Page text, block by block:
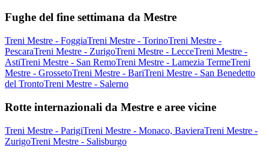
Fughe del fine settimana da Mestre
Treni Mestre - FoggiaTreni Mestre - TorinoTreni Mestre -
PescaraTreni Mestre - ZurigoTreni Mestre - LecceTreni Mestre -
AstiTreni Mestre - San RemoTreni Mestre - Lamezia TermeTreni
Mestre - GrossetoTreni Mestre - BariTreni Mestre - San Benedetto
del TrontoTreni Mestre - Salerno
Rotte internazionali da Mestre e aree vicine
Treni Mestre - ParigiTreni Mestre - Monaco, BavieraTreni Mestre -
ZurigoTreni Mestre - Salisburgo